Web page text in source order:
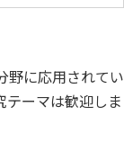
野に応用されてい
テーマは歓迎しま